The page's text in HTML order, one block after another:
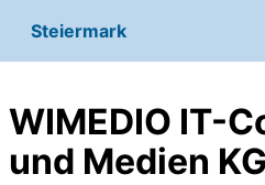
Steiermark
WIMEDIO IT-
und Medien KG